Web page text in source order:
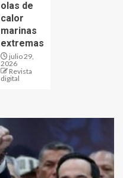
olas de
calor
marinas
extremas
julio 29,
2026
Revista
digital